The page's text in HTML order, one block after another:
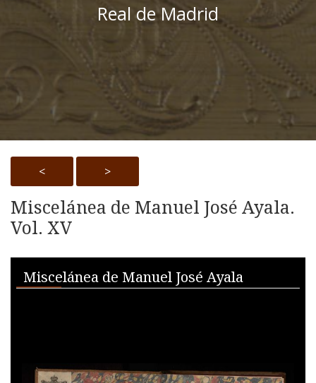
Real de Madrid
< >
Miscelánea de Manuel José Ayala.
Vol. XV
Media Viewer
Miscelánea de Manuel José Ayala